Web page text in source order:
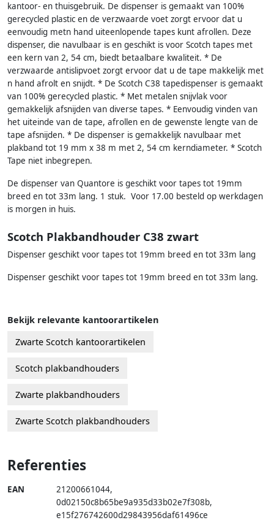
kantoor- en thuisgebruik. De dispenser is gemaakt van 100%
gerecycled plastic en de verzwaarde voet zorgt ervoor dat u
eenvoudig metn hand uiteenlopende tapes kunt afrollen. Deze
dispenser, die navulbaar is en geschikt is voor Scotch tapes met
een kern van 2, 54 cm, biedt betaalbare kwaliteit. * De
verzwaarde antislipvoet zorgt ervoor dat u de tape makkelijk met
n hand afrolt en snijdt. * De Scotch C38 tapedispenser is gemaakt
van 100% gerecycled plastic. * Met metalen snijvlak voor
gemakkelijk afsnijden van diverse tapes. * Eenvoudig vinden van
het uiteinde van de tape, afrollen en de gewenste lengte van de
tape afsnijden. * De dispenser is gemakkelijk navulbaar met
plakband tot 19 mm x 38 m met 2, 54 cm kerndiameter. * Scotch
Tape niet inbegrepen.
De dispenser van Quantore is geschikt voor tapes tot 19mm
breed en tot 33m lang. 1 stuk. Voor 17.00 besteld op werkdagen
is morgen in huis.
Scotch Plakbandhouder C38 zwart
Dispenser geschikt voor tapes tot 19mm breed en tot 33m lang
Dispenser geschikt voor tapes tot 19mm breed en tot 33m lang.
Bekijk relevante kantoorartikelen
Zwarte Scotch kantoorartikelen
Scotch plakbandhouders
Zwarte plakbandhouders
Zwarte Scotch plakbandhouders
Referenties
EAN 21200661044,
0d02150c8b65be9a935d33b02e7f308b,
e15f276742600d29843956daf61496ce